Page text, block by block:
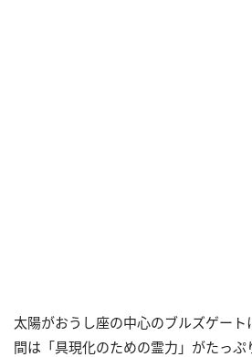
太陽がおうし座の中心のブルズゲート
間は「具現化のための霊力」がたっぷ